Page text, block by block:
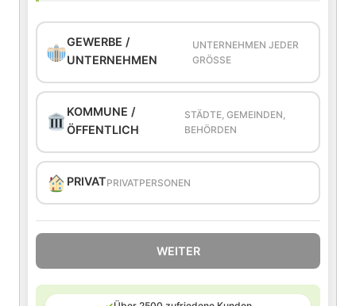
GEWERBE /
UNTERNEHMEN
UNTERNEHMEN JEDER
GRÖSSE
KOMMUNE /
ÖFFENTLICH
STÄDTE, GEMEINDEN,
BEHÖRDEN
PRIVATPRIVATPERSONEN
WEITER